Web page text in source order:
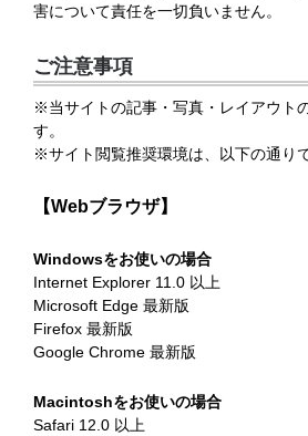
害について責任を一切負いません。
ご注意事項
※当サイトの記事・写真・レイアウト
す。
※サイト閲覧推奨環境は、以下の通りで
【Webブラウザ】
Windowsをお使いの場合
Internet Explorer 11.0 以上
Microsoft Edge 最新版
Firefox 最新版
Google Chrome 最新版
Macintoshをお使いの場合
Safari 12.0 以上